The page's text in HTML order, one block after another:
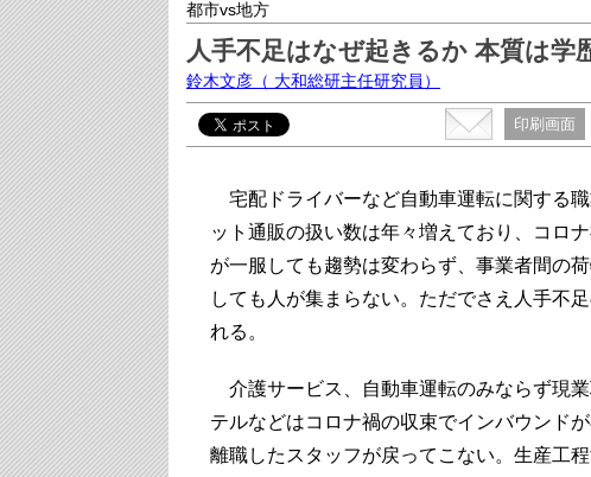
都市vs地方
人手不足はなぜ起きるか 本質は学
鈴木文彦 （ 大和総研主任研究員）
印刷画面
宅配ドライバーなど自動車運転に関する
ット通販の扱い数は年々増えており、コロ
が一服しても趨勢は変わらず、事業者間の
しても人が集まらない。ただでさえ人手不
れる。
介護サービス、自動車運転のみならず現
テルなどはコロナ禍の収束でインバウンド
離職したスタッフが戻ってこない。生産工